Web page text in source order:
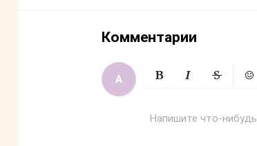
Комментарии
Напишите что-нибудь